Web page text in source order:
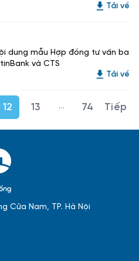
Tải về
dung mẫu Hợp đồng tư vấn ba
và CTS
Tải về
gian Use TAB to navigate.
12 13 ...Trang trung gian
74
Cửa Nam, TP. Hà Nội